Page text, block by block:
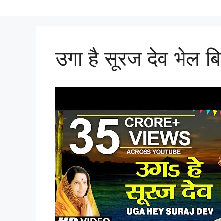
उगा है सूरज देव भेल